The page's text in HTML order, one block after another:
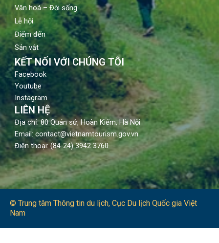
Văn hoá – Đời sống
Lễ hội
Điểm đến
Sản vật
KẾT NỐI VỚI CHÚNG TÔI
Facebook
Youtube
Instagram
LIÊN HỆ
Địa chỉ: 80 Quán sứ, Hoàn Kiếm, Hà Nội
Email: contact@vietnamtourism.gov.vn
Điện thoại: (84-24) 3942 3760
© Trung tâm Thông tin du lịch​, Cục Du lịch Quốc gia Việt
Nam